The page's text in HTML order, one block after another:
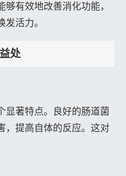
有效地改善消化功能，
活力。
处
显著特点。良好的肠道菌
，提高自体的反应。这对